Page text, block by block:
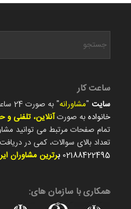
ساعت کار
سایت"مشاورانه" به صورت 24 ساعته در زمینه های
خانوادهبه صورتآنلاین، تلفنی
تمام صفحات مرتبط می توانید
تعداد بالای سوالات، کمی در
02188422495 برترین مشاوران
همکاری با سازمان های: